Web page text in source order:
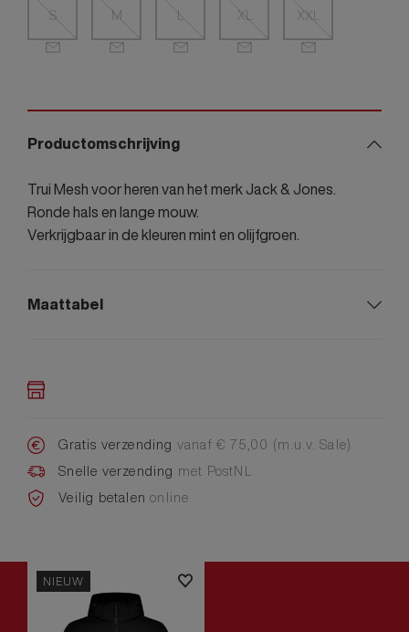
S M L XL XXL
Productomschrijving
Trui Mesh voor heren van het merk Jack & Jones.
Ronde hals en lange mouw.
Verkrijgbaar in de kleuren mint en olijfgroen.
Maattabel
Gratis verzending vanaf € 75,00 (m.u.v. Sale)
Snelle verzending met PostNL
Veilig betalenonline
NIEUW